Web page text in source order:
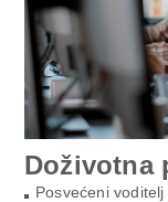
Doživotna
Posvećeni